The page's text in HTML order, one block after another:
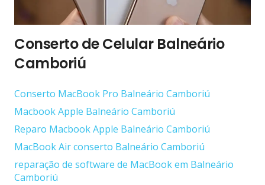
Conserto de Celular Balneário
Camboriú
Conserto ‎MacBook Pro Balneário Camboriú
Macbook Apple Balneário Camboriú
Reparo Macbook Apple Balneário Camboriú
MacBook Air conserto Balneário Camboriú
reparação de software de MacBook em Balneário
Camboriú